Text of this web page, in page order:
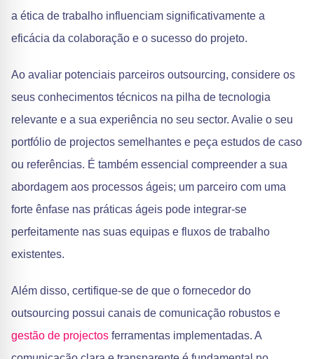
a ética de trabalho influenciam significativamente a
eficácia da colaboração e o sucesso do projeto.
Ao avaliar potenciais parceiros outsourcing, considere os
seus conhecimentos técnicos na pilha de tecnologia
relevante e a sua experiência no seu sector. Avalie o seu
portfólio de projectos semelhantes e peça estudos de caso
ou referências. É também essencial compreender a sua
abordagem aos processos ágeis; um parceiro com uma
forte ênfase nas práticas ágeis pode integrar-se
perfeitamente nas suas equipas e fluxos de trabalho
existentes.
Além disso, certifique-se de que o fornecedor do
outsourcing possui canais de comunicação robustos e
gestão de projectos ferramentas implementadas. A